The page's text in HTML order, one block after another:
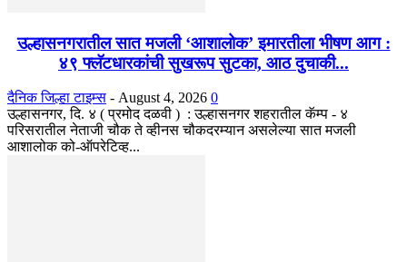
उल्हासनगरातील सात मजली ‘आशालोक’ इमारतीला भीषण आग :
४९ फ्लॅटधारकांची सुखरूप सुटका, आठ दुचाकी...
दैनिक जिल्हा टाइम्स - August 4, 2026 0
उल्हासनगर, दि. ४ ( प्रमोद दळवी ) : उल्हासनगर शहरातील कॅम्प - ४
परिसरातील नेताजी चौक ते व्हीनस चौकदरम्यान असलेल्या सात मजली
आशालोक को-ऑपरेटिव्ह...